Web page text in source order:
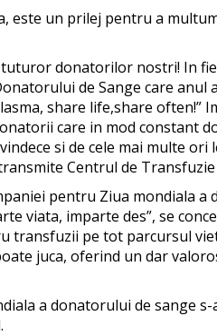
este un prilej pentru a
tuturor donatorilor nostri! In
de Sange care anul
share life,share often!”
care in mod constant
si de cele mai multe ori
Centrul de
pentru Ziua mondiala a
viata, imparte des”, se
transfuzii pe tot parcursul
juca, oferind un dar
a donatorului de sange